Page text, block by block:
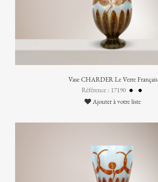
Vase CHARDER Le Verre Français
Référence : 17190
Ajouter à votre liste